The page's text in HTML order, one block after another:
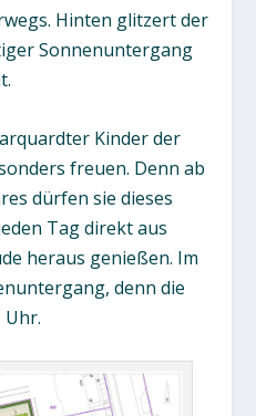
Hinten glitzert der
Sonnenuntergang
Kinder der
freuen. Denn ab
dürfen sie dieses
Tag direkt aus
heraus genießen. Im
denn die
Uhr.